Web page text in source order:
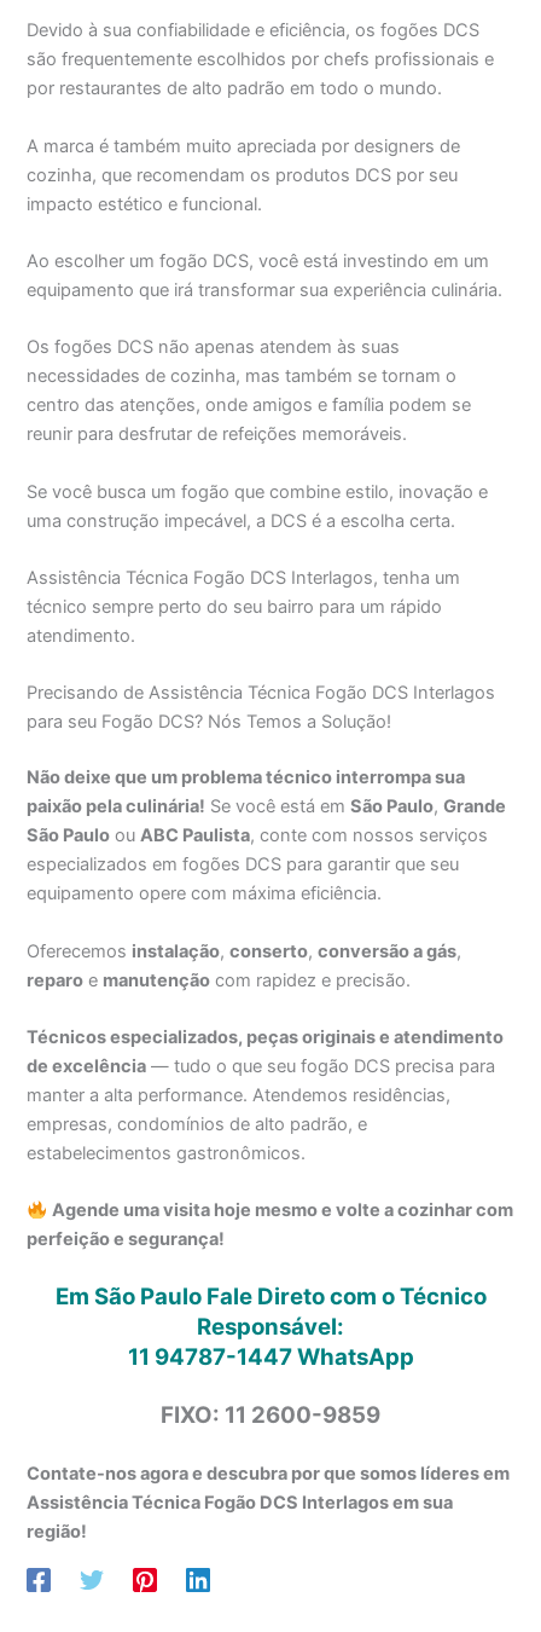
Devido à sua confiabilidade e eficiência, os fogões DCS
são frequentemente escolhidos por chefs profissionais e
por restaurantes de alto padrão em todo o mundo.
A marca é também muito apreciada por designers de
cozinha, que recomendam os produtos DCS por seu
impacto estético e funcional.
Ao escolher um fogão DCS, você está investindo em um
equipamento que irá transformar sua experiência culinária.
Os fogões DCS não apenas atendem às suas
necessidades de cozinha, mas também se tornam o
centro das atenções, onde amigos e família podem se
reunir para desfrutar de refeições memoráveis.
Se você busca um fogão que combine estilo, inovação e
uma construção impecável, a DCS é a escolha certa.
Assistência Técnica Fogão DCS Interlagos, tenha um
técnico sempre perto do seu bairro para um rápido
atendimento.
Precisando de Assistência Técnica Fogão DCS Interlagos
para seu Fogão DCS? Nós Temos a Solução!
Não deixe que um problema técnico interrompa sua
paixão pela culinária! Se você está emSão Paulo,Grande
São Paulo ouABC Paulista, conte com nossos serviços
especializados em fogões DCS para garantir que seu
equipamento opere com máxima eficiência.
Oferecemos instalação,conserto,conversão a gás,
reparo e manutenção com rapidez e precisão.
Técnicos especializados, peças originais e atendimento
de excelência — tudo o que seu fogão DCS precisa para
manter a alta performance. Atendemos residências,
empresas, condomínios de alto padrão, e
estabelecimentos gastronômicos.
Agende uma visita hoje mesmo e volte a cozinhar com
perfeição e segurança!
Em São Paulo Fale Direto com o Técnico
Responsável:
11 94787-1447WhatsApp
FIXO: 11 2600-9859
Contate-nos agora e descubra por que somos líderes em
Assistência Técnica Fogão DCS Interlagos em sua
região!